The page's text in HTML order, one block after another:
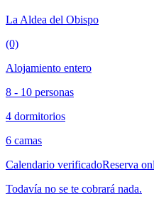
La Aldea del Obispo
(0)
Alojamiento entero
8 - 10 personas
4 dormitorios
6 camas
Calendario verificadoReserva
Todavía no se te cobrará nada.